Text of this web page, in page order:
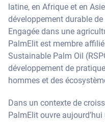
latine, en Afrique et en
développement durable
Engagée dans une
PalmElit est membre
Sustainable Palm Oil
développement de
hommes et des
Dans un contexte de
PalmElit ouvre